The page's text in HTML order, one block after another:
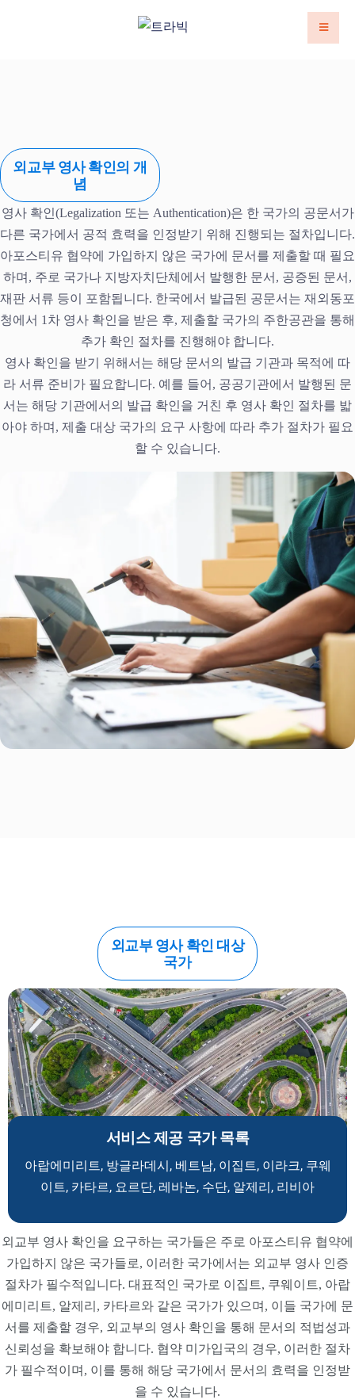
외교부 영사 확인의 개
념
영사 확인(Legalization 또는 Authentication)은 한 국가의 공문서가
다른 국가에서 공적 효력을 인정받기 위해 진행되는 절차입니다.
아포스티유 협약에 가입하지 않은 국가에 문서를 제출할 때 필요
하며, 주로 국가나 지방자치단체에서 발행한 문서, 공증된 문서,
재판 서류 등이 포함됩니다. 한국에서 발급된 공문서는 재외동포
청에서 1차 영사 확인을 받은 후, 제출할 국가의 주한공관을 통해
추가 확인 절차를 진행해야 합니다.
영사 확인을 받기 위해서는 해당 문서의 발급 기관과 목적에 따
라 서류 준비가 필요합니다. 예를 들어, 공공기관에서 발행된 문
서는 해당 기관에서의 발급 확인을 거친 후 영사 확인 절차를 밟
아야 하며, 제출 대상 국가의 요구 사항에 따라 추가 절차가 필요
할 수 있습니다.
외교부 영사 확인 대상
국가
서비스 제공 국가 목록
아랍에미리트, 방글라데시, 베트남, 이집트, 이라크, 쿠웨
이트, 카타르, 요르단, 레바논, 수단, 알제리, 리비아
외교부 영사 확인을 요구하는 국가들은 주로 아포스티유 협약에
가입하지 않은 국가들로, 이러한 국가에서는 외교부 영사 인증
절차가 필수적입니다. 대표적인 국가로 이집트, 쿠웨이트, 아랍
에미리트, 알제리, 카타르와 같은 국가가 있으며, 이들 국가에 문
서를 제출할 경우, 외교부의 영사 확인을 통해 문서의 적법성과
신뢰성을 확보해야 합니다. 협약 미가입국의 경우, 이러한 절차
가 필수적이며, 이를 통해 해당 국가에서 문서의 효력을 인정받
을 수 있습니다.